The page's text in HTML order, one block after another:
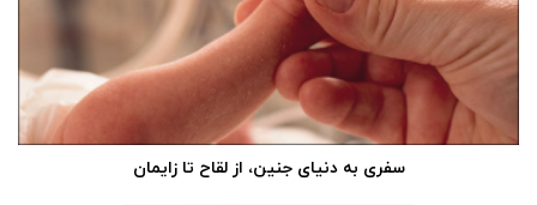
سفری به دنیای جنین، از لقاح تا زایمان